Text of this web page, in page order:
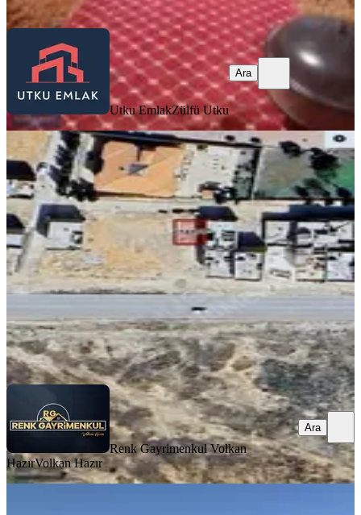
Ara
Utku EmlakZülfü Utku
Ara
R E N K Ten Dumlupınarda Müstakil
Ev Arsası
Şahinbey, Dumlupınar Mahallesi
17.241/m²·30.06.2025
2.000.000 ₺
Renk Gayrimenkul Volkan HazırVolkan Hazır
Ara
Renk Gayrimenkul Volkan
HazırVolkan Hazır
Ara